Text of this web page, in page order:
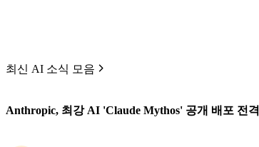
최신 AI 소식 모음
Anthropic, 최강 AI 'Claude Mythos' 공개 배포 전